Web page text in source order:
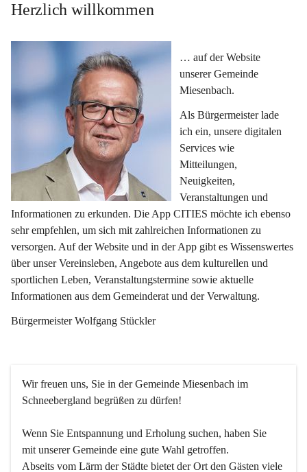
Herzlich willkommen
… auf der Website
unserer Gemeinde
Miesenbach.
Als Bürgermeister lade
ich ein, unsere digitalen
Services wie
Mitteilungen,
Neuigkeiten,
Veranstaltungen und
Informationen zu erkunden. Die App CITIES möchte ich ebenso
sehr empfehlen, um sich mit zahlreichen Informationen zu
versorgen. Auf der Website und in der App gibt es Wissenswertes
über unser Vereinsleben, Angebote aus dem kulturellen und
sportlichen Leben, Veranstaltungstermine sowie aktuelle
Informationen aus dem Gemeinderat und der Verwaltung.
Bürgermeister Wolfgang Stückler
Wir freuen uns, Sie in der Gemeinde Miesenbach im
Schneebergland begrüßen zu dürfen!
Wenn Sie Entspannung und Erholung suchen, haben Sie
mit unserer Gemeinde eine gute Wahl getroffen.
Abseits vom Lärm der Städte bietet der Ort den Gästen viele